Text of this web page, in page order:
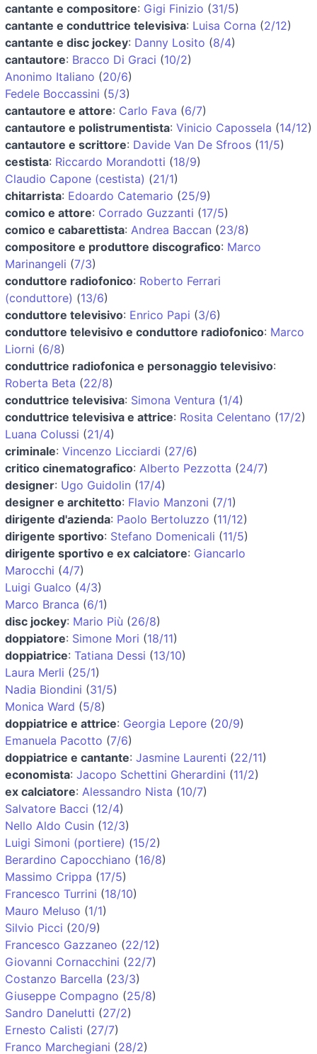
cantante e compositore: Gigi Finizio (31/5)
cantante e conduttrice televisiva: Luisa Corna (2/12)
cantante e disc jockey: Danny Losito (8/4)
cantautore: Bracco Di Graci (10/2)
Anonimo Italiano (20/6)
Fedele Boccassini (5/3)
cantautore e attore: Carlo Fava (6/7)
cantautore e polistrumentista: Vinicio Capossela (14/12)
cantautore e scrittore: Davide Van De Sfroos (11/5)
cestista: Riccardo Morandotti (18/9)
Claudio Capone (cestista) (21/1)
chitarrista: Edoardo Catemario (25/9)
comico e attore: Corrado Guzzanti (17/5)
comico e cabarettista: Andrea Baccan (23/8)
compositore e produttore discografico: Marco
Marinangeli (7/3)
conduttore radiofonico: Roberto Ferrari
(conduttore) (13/6)
conduttore televisivo: Enrico Papi (3/6)
conduttore televisivo e conduttore radiofonico: Marco
Liorni (6/8)
conduttrice radiofonica e personaggio televisivo:
Roberta Beta (22/8)
conduttrice televisiva: Simona Ventura (1/4)
conduttrice televisiva e attrice: Rosita Celentano (17/2)
Luana Colussi (21/4)
criminale: Vincenzo Licciardi (27/6)
critico cinematografico: Alberto Pezzotta (24/7)
designer: Ugo Guidolin (17/4)
designer e architetto: Flavio Manzoni (7/1)
dirigente d'azienda: Paolo Bertoluzzo (11/12)
dirigente sportivo: Stefano Domenicali (11/5)
dirigente sportivo e ex calciatore: Giancarlo
Marocchi (4/7)
Luigi Gualco (4/3)
Marco Branca (6/1)
disc jockey: Mario Più (26/8)
doppiatore: Simone Mori (18/11)
doppiatrice: Tatiana Dessi (13/10)
Laura Merli (25/1)
Nadia Biondini (31/5)
Monica Ward (5/8)
doppiatrice e attrice: Georgia Lepore (20/9)
Emanuela Pacotto (7/6)
doppiatrice e cantante: Jasmine Laurenti (22/11)
economista: Jacopo Schettini Gherardini (11/2)
ex calciatore: Alessandro Nista (10/7)
Salvatore Bacci (12/4)
Nello Aldo Cusin (12/3)
Luigi Simoni (portiere) (15/2)
Berardino Capocchiano (16/8)
Massimo Crippa (17/5)
Francesco Turrini (18/10)
Mauro Meluso (1/1)
Silvio Picci (20/9)
Francesco Gazzaneo (22/12)
Giovanni Cornacchini (22/7)
Costanzo Barcella (23/3)
Giuseppe Compagno (25/8)
Sandro Danelutti (27/2)
Ernesto Calisti (27/7)
Franco Marchegiani (28/2)